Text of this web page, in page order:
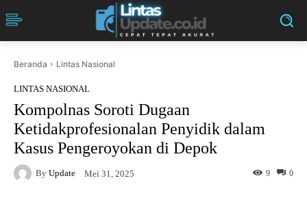
Beranda Lintas Nasional
LINTAS NASIONAL
Kompolnas Soroti Dugaan
Ketidakprofesionalan Penyidik dalam
Kasus Pengeroyokan di Depok
By Update Mei 31, 2025 0
9